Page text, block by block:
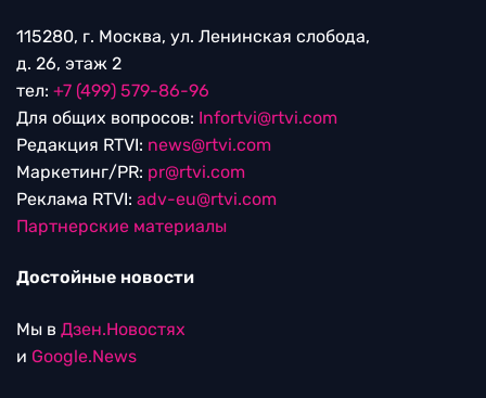
115280, г. Москва, ул. Ленинская слобода,
д. 26, этаж 2
тел: +7 (499) 579-86-96
Для общих вопросов: Infortvi@rtvi.com
Редакция RTVI: news@rtvi.com
Маркетинг/PR: pr@rtvi.com
Реклама RTVI: adv-eu@rtvi.com
Партнерские материалы
Достойные новости
Мы в Дзен.Новостях
и Google.News